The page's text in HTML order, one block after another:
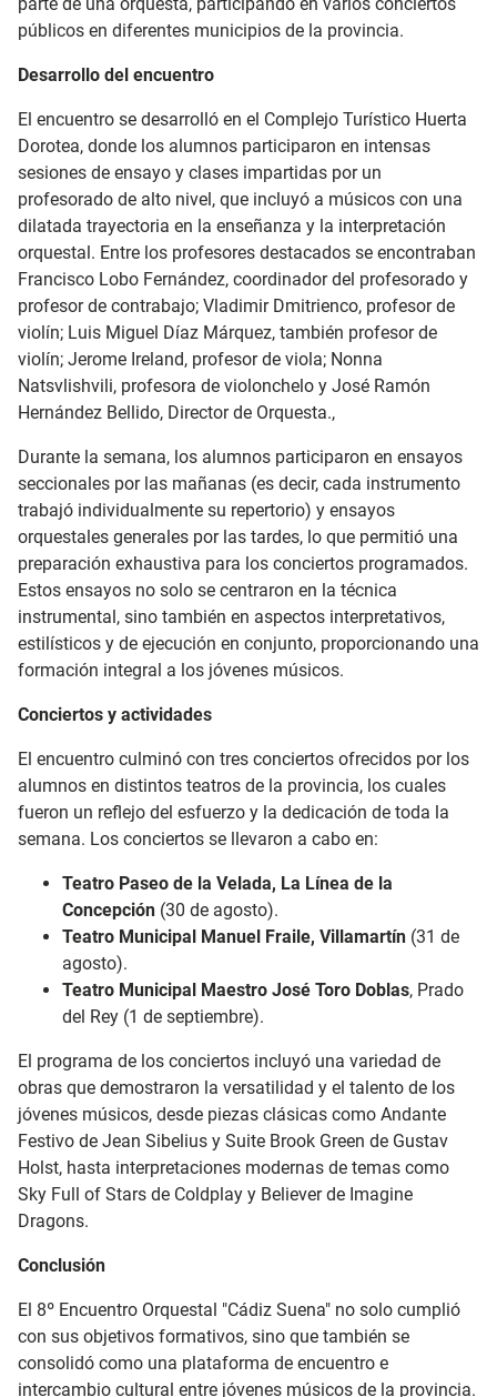
públicos en diferentes municipios de la provincia.
Desarrollo del encuentro
El encuentro se desarrolló en el Complejo Turístico Huerta
Dorotea, donde los alumnos participaron en intensas
sesiones de ensayo y clases impartidas por un
profesorado de alto nivel, que incluyó a músicos con una
dilatada trayectoria en la enseñanza y la interpretación
orquestal. Entre los profesores destacados se encontraban
Francisco Lobo Fernández, coordinador del profesorado y
profesor de contrabajo; Vladimir Dmitrienco, profesor de
violín; Luis Miguel Díaz Márquez, también profesor de
violín; Jerome Ireland, profesor de viola; Nonna
Natsvlishvili, profesora de violonchelo y José Ramón
Hernández Bellido, Director de Orquesta.,
Durante la semana, los alumnos participaron en ensayos
seccionales por las mañanas (es decir, cada instrumento
trabajó individualmente su repertorio) y ensayos
orquestales generales por las tardes, lo que permitió una
preparación exhaustiva para los conciertos programados.
Estos ensayos no solo se centraron en la técnica
instrumental, sino también en aspectos interpretativos,
estilísticos y de ejecución en conjunto, proporcionando una
formación integral a los jóvenes músicos.
Conciertos y actividades
El encuentro culminó con tres conciertos ofrecidos por los
alumnos en distintos teatros de la provincia, los cuales
fueron un reflejo del esfuerzo y la dedicación de toda la
semana. Los conciertos se llevaron a cabo en:
Teatro Paseo de la Velada, La Línea de la
Concepción (30 de agosto).
Teatro Municipal Manuel Fraile, Villamartín (31 de
agosto).
Teatro Municipal Maestro José Toro Doblas, Prado
del Rey (1 de septiembre).
El programa de los conciertos incluyó una variedad de
obras que demostraron la versatilidad y el talento de los
jóvenes músicos, desde piezas clásicas como Andante
Festivo de Jean Sibelius y Suite Brook Green de Gustav
Holst, hasta interpretaciones modernas de temas como
Sky Full of Stars de Coldplay y Believer de Imagine
Dragons.
Conclusión
El 8º Encuentro Orquestal "Cádiz Suena" no solo cumplió
con sus objetivos formativos, sino que también se
consolidó como una plataforma de encuentro e
intercambio cultural entre jóvenes músicos de la provincia.